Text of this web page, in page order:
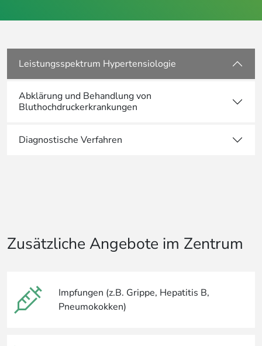
Leistungsspektrum Hypertensiologie
Abklärung und Behandlung von
Bluthochdruckerkrankungen
Diagnostische Verfahren
Zusätzliche Angebote im Zentrum
Impfungen (z.B. Grippe, Hepatitis B,
Pneumokokken)